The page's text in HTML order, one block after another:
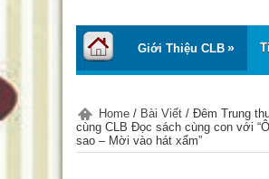
Giới Thiệu CLB
Tư Vấn – Chia Sẻ Thơ –
Home / Bài Viết / Đêm Trung
cùng CLB Đọc sách cùng con với
sao – Mời vào hát xẩm”